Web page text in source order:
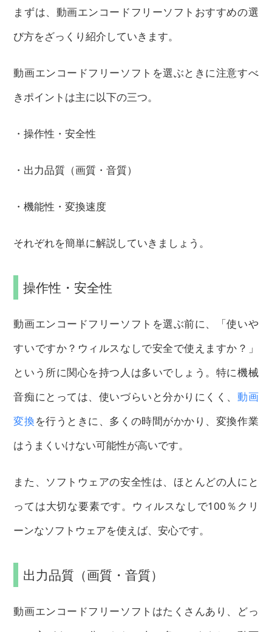
まずは、動画エンコードフリーソフトおすすめの選
び方をざっくり紹介していきます。
動画エンコードフリーソフトを選ぶときに注意すべ
きポイントは主に以下の三つ。
・操作性・安全性
・出力品質（画質・音質）
・機能性・変換速度
それぞれを簡単に解説していきましょう。
操作性・安全性
動画エンコードフリーソフトを選ぶ前に、「使いや
すいですか？ウィルスなしで安全で使えますか？」
という所に関心を持つ人は多いでしょう。特に機械
音痴にとっては、使いづらいと分かりにくく、動画
変換を行うときに、多くの時間がかかり、変換作業
はうまくいけない可能性が高いです。
また、ソフトウェアの安全性は、ほとんどの人にと
っては大切な要素です。ウィルスなしで100％クリ
ーンなソフトウェアを使えば、安心です。
出力品質（画質・音質）
動画エンコードフリーソフトはたくさんあり、どっ